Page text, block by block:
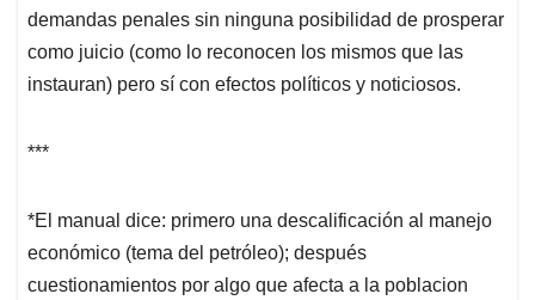
demandas penales sin ninguna posibilidad de prosperar
como juicio (como lo reconocen los mismos que las
instauran) pero sí con efectos políticos y noticiosos.
***
*El manual dice: primero una descalificación al manejo
económico (tema del petróleo); después
cuestionamientos por algo que afecta a la poblacion